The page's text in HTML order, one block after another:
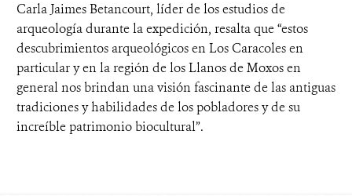
Carla Jaimes Betancourt, líder de los estudios de
arqueología durante la expedición, resalta que “estos
descubrimientos arqueológicos en Los Caracoles en
particular y en la región de los Llanos de Moxos en
general nos brindan una visión fascinante de las antiguas
tradiciones y habilidades de los pobladores y de su
increíble patrimonio biocultural”.